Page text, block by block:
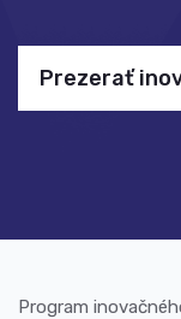
Prezerať
Program